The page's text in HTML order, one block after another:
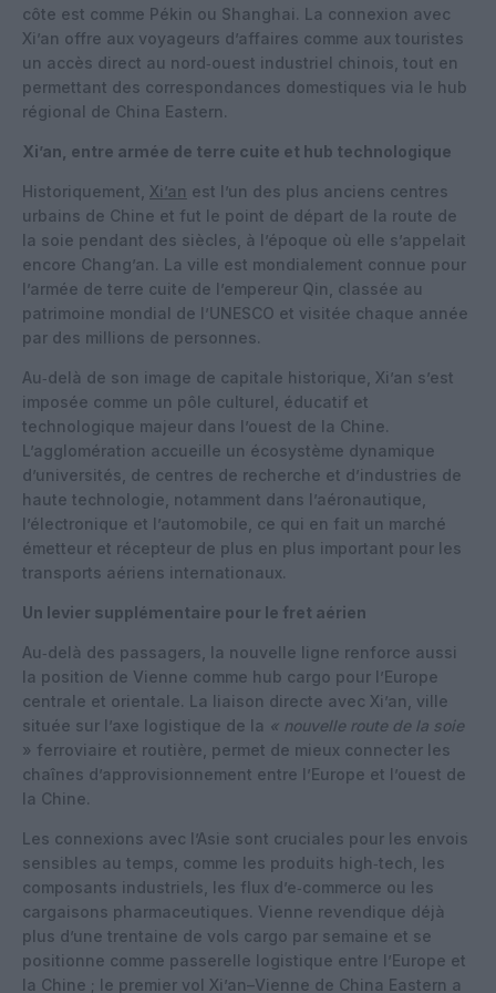
côte est comme Pékin ou Shanghai. La connexion avec
Xi’an offre aux voyageurs d’affaires comme aux touristes
un accès direct au nord‑ouest industriel chinois, tout en
permettant des correspondances domestiques via le hub
régional de China Eastern.
Xi’an, entre armée de terre cuite et hub technologique
Historiquement, Xi’an est l’un des plus anciens centres
urbains de Chine et fut le point de départ de la route de
la soie pendant des siècles, à l’époque où elle s’appelait
encore Chang’an. La ville est mondialement connue pour
l’armée de terre cuite de l’empereur Qin, classée au
patrimoine mondial de l’UNESCO et visitée chaque année
par des millions de personnes.
Au‑delà de son image de capitale historique, Xi’an s’est
imposée comme un pôle culturel, éducatif et
technologique majeur dans l’ouest de la Chine.
L’agglomération accueille un écosystème dynamique
d’universités, de centres de recherche et d’industries de
haute technologie, notamment dans l’aéronautique,
l’électronique et l’automobile, ce qui en fait un marché
émetteur et récepteur de plus en plus important pour les
transports aériens internationaux.
Un levier supplémentaire pour le fret aérien
Au‑delà des passagers, la nouvelle ligne renforce aussi
la position de Vienne comme hub cargo pour l’Europe
centrale et orientale. La liaison directe avec Xi’an, ville
située sur l’axe logistique de la « nouvelle route de la soie
» ferroviaire et routière, permet de mieux connecter les
chaînes d’approvisionnement entre l’Europe et l’ouest de
la Chine.
Les connexions avec l’Asie sont cruciales pour les envois
sensibles au temps, comme les produits high‑tech, les
composants industriels, les flux d’e‑commerce ou les
cargaisons pharmaceutiques. Vienne revendique déjà
plus d’une trentaine de vols cargo par semaine et se
positionne comme passerelle logistique entre l’Europe et
la Chine ; le premier vol Xi’an–Vienne de China Eastern a